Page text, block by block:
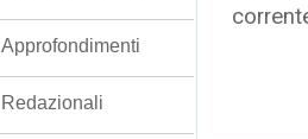
Approfondimenti
Redazionali